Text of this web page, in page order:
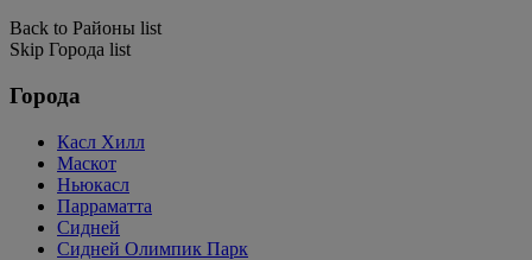
Back to Районы list
Skip Города list
Города
Касл Хилл
Маскот
Ньюкасл
Парраматта
Сидней
Сидней Олимпик Парк